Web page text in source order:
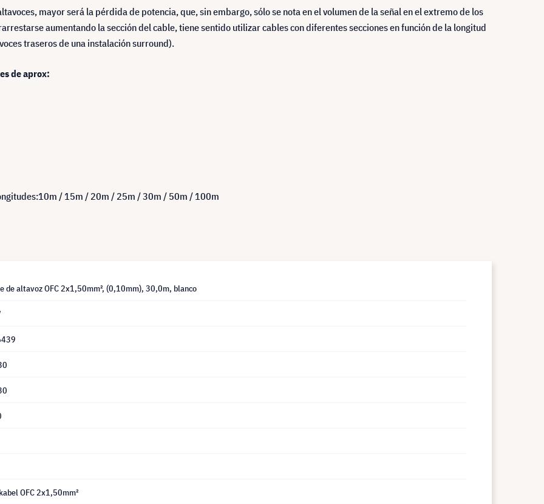
mayor será la pérdida de potencia, que, sin embargo, sólo se nota en el volumen de la señal en el extremo de los
aumentando la sección del cable, tiene sentido utilizar cables con diferentes secciones en función de la longitud
traseros de una instalación surround).
de aprox:
/ 15m / 20m / 25m / 30m / 50m / 100m
de altavoz OFC 2x1,50mm², (0,10mm), 30,0m, blanco
OFC 2x1,50mm²